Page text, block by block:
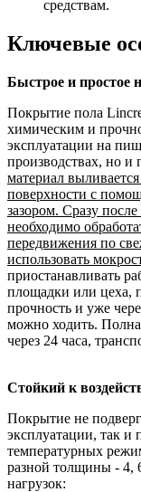
средствам.
Ключевые
Быстрое и простое
Покрытие пола
химическим и
эксплуатации на
производствах, но и
материал
поверхности с
зазором. Сразу
необходимо
передвижения по
использовать
приостанавливать
площадки или цеха,
прочность и уже
можно ходить.
через 24 часа,
Стойкий к
Покрытие не
эксплуатации, так и
температурных
разной толщины - 4,
нагрузок: